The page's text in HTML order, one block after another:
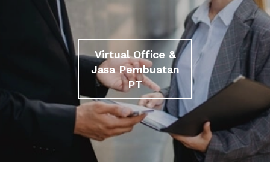
Virtual Office &
Jasa Pembuatan
PT